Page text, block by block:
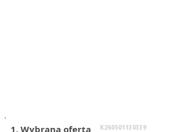
1. Wybrana oferta K260501130339